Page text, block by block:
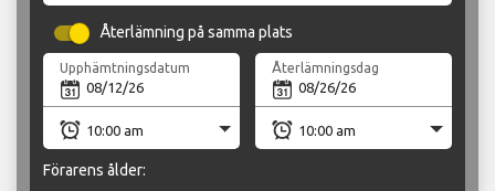
Återlämning på samma plats
Upphämtningsdatum Återlämningsdag
Förarens ålder: